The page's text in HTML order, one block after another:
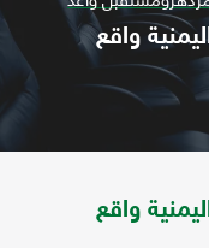
واقع
واقع